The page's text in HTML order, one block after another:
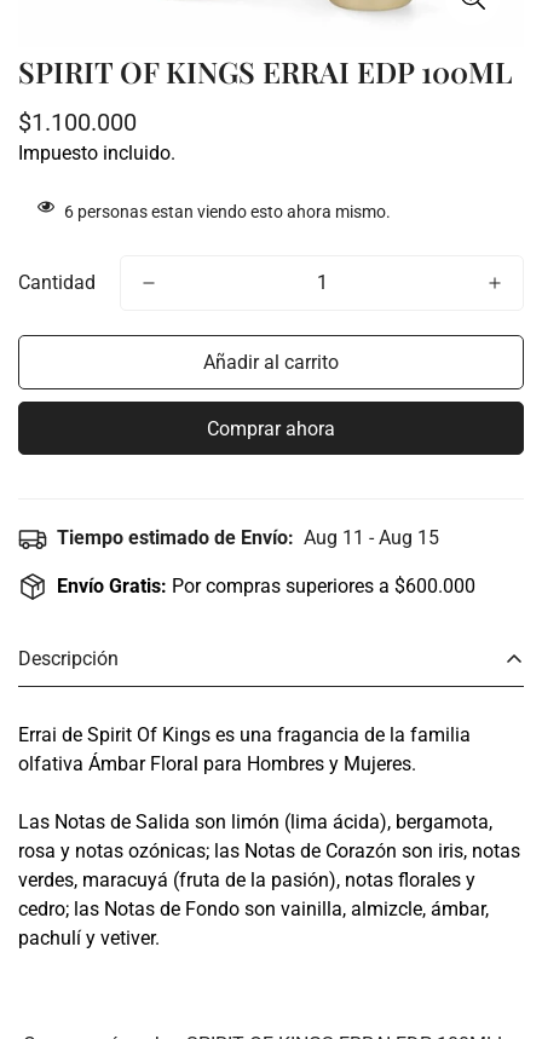
SPIRIT OF KINGS ERRAI EDP 100ML
Precio
regular
$1.100.000
Impuesto incluido.
6 personas estan viendo esto ahora mismo.
Cantidad
Añadir al carrito
Comprar ahora
Tiempo estimado de Envío: Aug 11 - Aug 15
Envío Gratis: Por compras superiores a $600.000
Descripción
Errai de Spirit Of Kings es una fragancia de la familia
olfativa Ámbar Floral para Hombres y Mujeres.
Las Notas de Salida son limón (lima ácida), bergamota,
rosa y notas ozónicas; las Notas de Corazón son iris, notas
verdes, maracuyá (fruta de la pasión), notas florales y
cedro; las Notas de Fondo son vainilla, almizcle, ámbar,
pachulí y vetiver.